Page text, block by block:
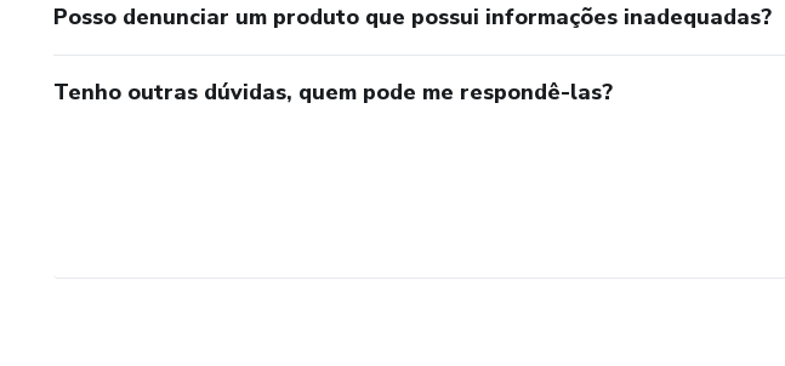
Posso denunciar um produto que possui informações inadequadas?
Tenho outras dúvidas, quem pode me respondê-las?